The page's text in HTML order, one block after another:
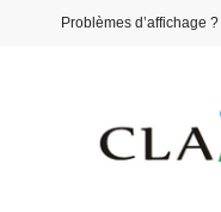
Problèmes d’affichage ?